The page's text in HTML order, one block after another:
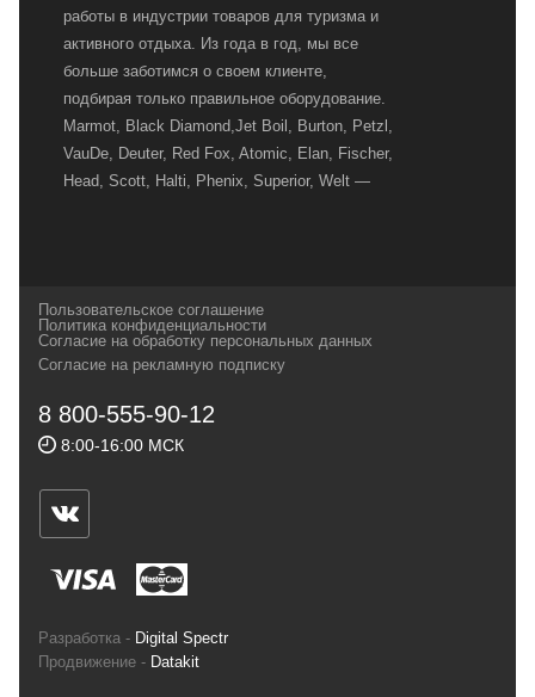
работы в индустрии товаров для туризма и
активного отдыха. Из года в год, мы все
больше заботимся о своем клиенте,
подбирая только правильное оборудование.
Marmot, Black Diamond,Jet Boil, Burton, Petzl,
VauDe, Deuter, Red Fox, Atomic, Elan, Fischer,
Head, Scott, Halti, Phenix, Superior, Welt —
и взыскательных путешественников,
спортсменов и отдыхающих.
Геннадьевич
ИНН 590300057023 ОГРН 304590319000121
ул.Советская, 25, магазин Басег.
Тел./факс (342) 2101242
Пользовательское соглашение
Политика конфиденциальности
Согласие на обработку персональных данных
Согласие на рекламную подписку
8 800-555-90-12
8:00-16:00 МСК
Разработка - Digital Spectr
Продвижение - Datakit